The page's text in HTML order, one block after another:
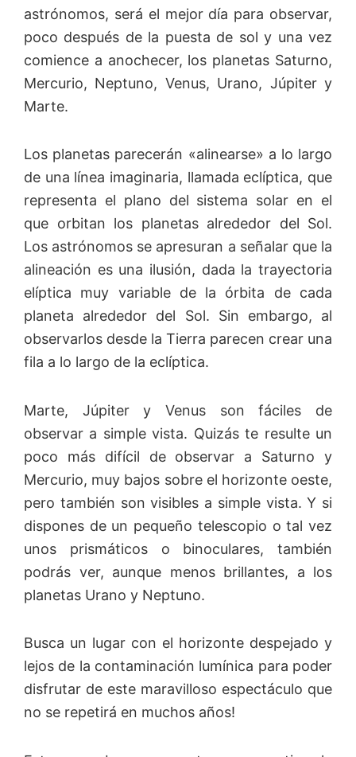
astrónomos, será el mejor día para observar,
poco después de la puesta de sol y una vez
comience a anochecer, los planetas Saturno,
Mercurio, Neptuno, Venus, Urano, Júpiter y
Marte.
Los planetas parecerán «alinearse» a lo largo
de una línea imaginaria, llamada eclíptica, que
representa el plano del sistema solar en el
que orbitan los planetas alrededor del Sol.
Los astrónomos se apresuran a señalar que la
alineación es una ilusión, dada la trayectoria
elíptica muy variable de la órbita de cada
planeta alrededor del Sol. Sin embargo, al
observarlos desde la Tierra parecen crear una
fila a lo largo de la eclíptica.
Marte, Júpiter y Venus son fáciles de
observar a simple vista. Quizás te resulte un
poco más difícil de observar a Saturno y
Mercurio, muy bajos sobre el horizonte oeste,
pero también son visibles a simple vista. Y si
dispones de un pequeño telescopio o tal vez
unos prismáticos o binoculares, también
podrás ver, aunque menos brillantes, a los
planetas Urano y Neptuno.
Busca un lugar con el horizonte despejado y
lejos de la contaminación lumínica para poder
disfrutar de este maravilloso espectáculo que
no se repetirá en muchos años!